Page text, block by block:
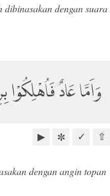
dibinasakan dengan suara
وَاَمَّا عَادٌ
⇧
✓
✼
▶
dengan angin topan